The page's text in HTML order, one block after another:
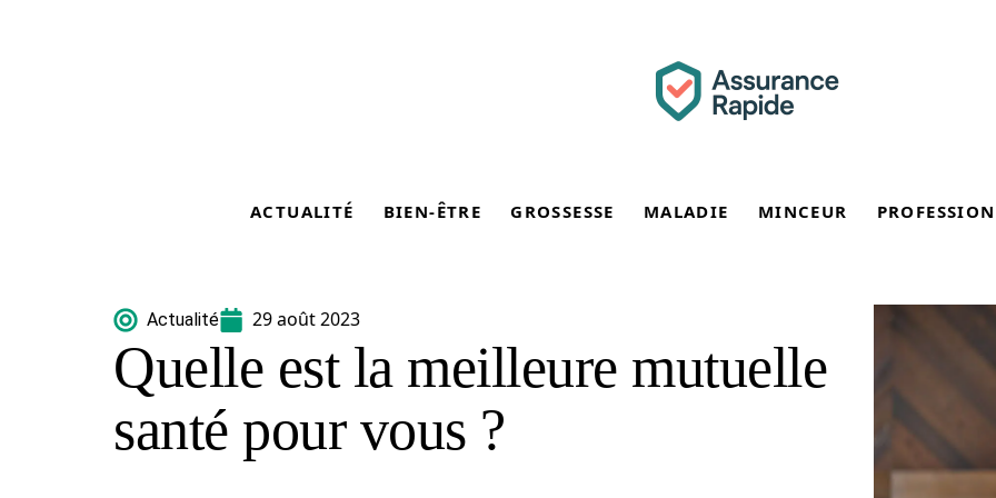
ACTUALITÉ BIEN-ÊTRE GROSSESSE MALADIE MINCEUR
Actualité 29 août 2023
Quelle est la meilleure mutuelle
santé pour vous ?